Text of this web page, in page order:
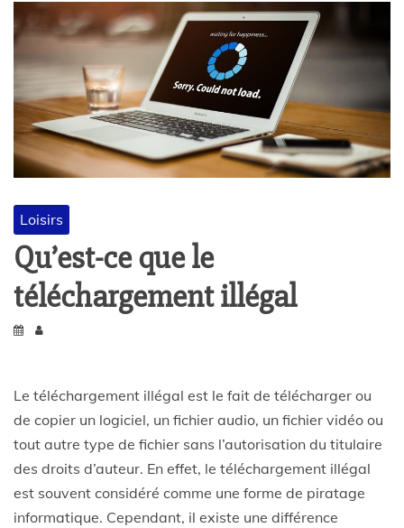
Loisirs
Qu’est-ce que le
téléchargement illégal
Le téléchargement illégal est le fait de télécharger ou
de copier un logiciel, un fichier audio, un fichier vidéo ou
tout autre type de fichier sans l’autorisation du titulaire
des droits d’auteur. En effet, le téléchargement illégal
est souvent considéré comme une forme de piratage
informatique. Cependant, il existe une différence